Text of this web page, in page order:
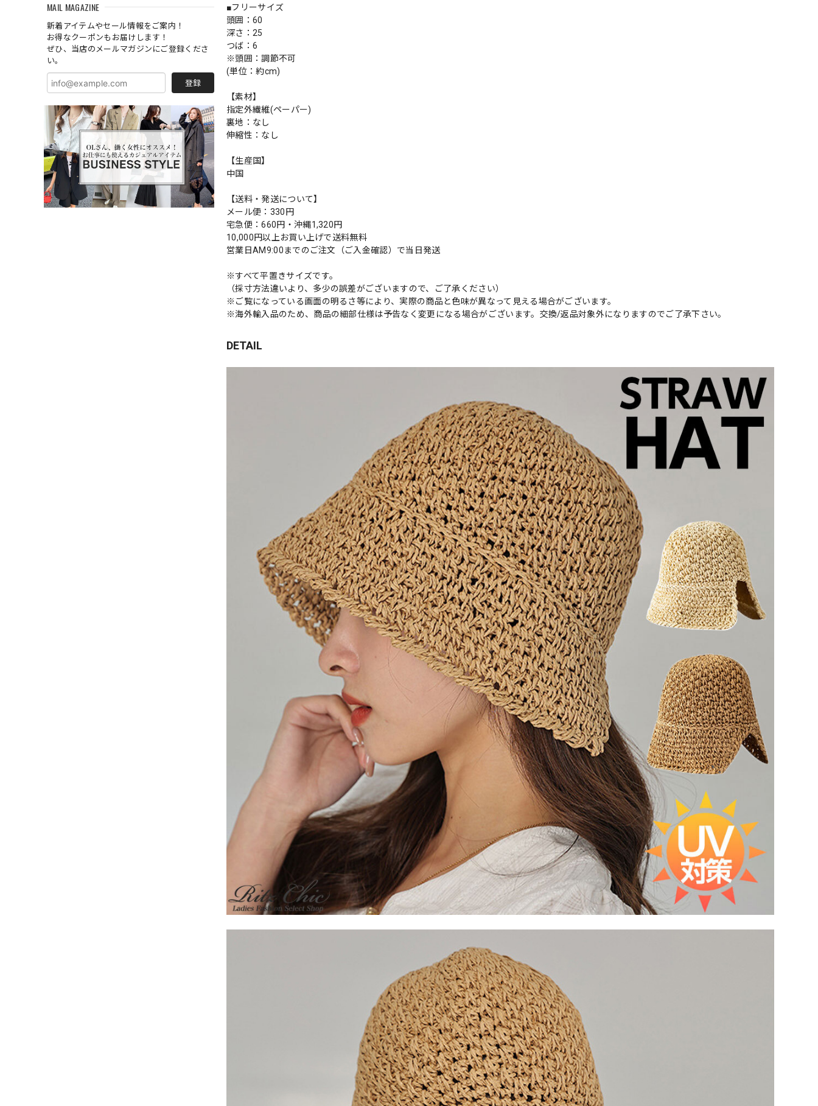
MAIL MAGAZINE
新着アイテムやセール情報をご案内！
お得なクーポンもお届けします！
ぜひ、当店のメールマガジンにご登録くださ
い。
登録
■フリーサイズ
頭囲：60
深さ：25
つば：6
※頭囲：調節不可
(単位：約cm)
【素材】
指定外繊維(ペーパー)
裏地：なし
伸縮性：なし
【生産国】
中国
【送料・発送について】
メール便：330円
宅急便：660円・沖縄1,320円
10,000円以上お買い上げで送料無料
営業日AM9:00までのご注文（ご入金確認）で当日発送
※すべて平置きサイズです。
（採寸方法違いより、多少の誤差がございますので、ご了承ください）
※ご覧になっている画面の明るさ等により、実際の商品と色味が異なって見える場合がございます。
※海外輸入品のため、商品の細部仕様は予告なく変更になる場合がございます。交換/返品対象外になりますのでご了承下さい。
DETAIL